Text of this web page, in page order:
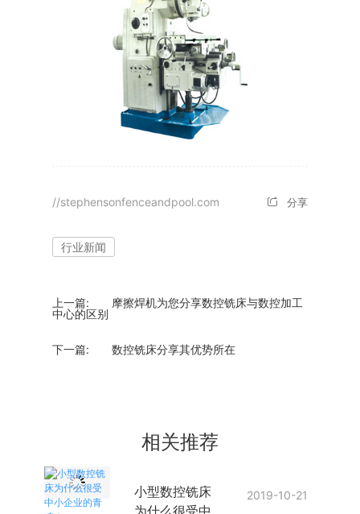
//stephensonfenceandpool.com 分享
行业新闻
上一篇:
摩擦焊机为您分享数控铣床与数控加工
中心的区别
下一篇: 数控铣床分享其优势所在
相关推荐
小型数控铣床
为什么很受中
2019-10-21